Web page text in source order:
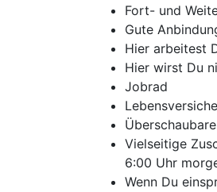
Fort- und
Gute
Hier arbeitest
Hier wirst Du
Jobrad
Vielseitige
6:00 Uhr
Wenn Du